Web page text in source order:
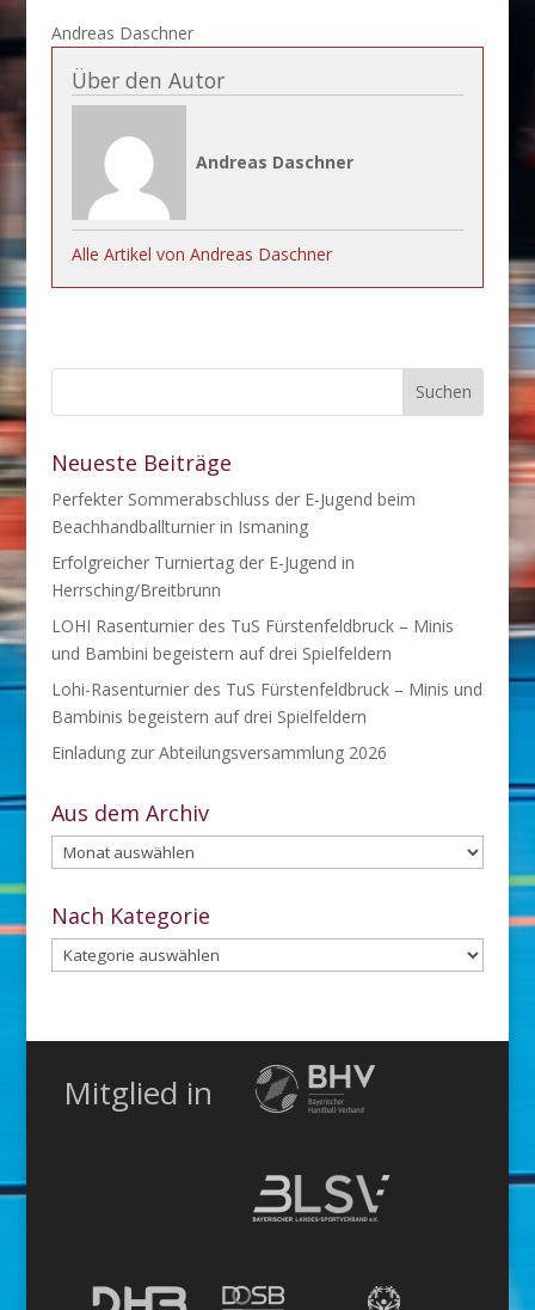
Andreas Daschner
Über den Autor
Andreas Daschner
Alle Artikel von Andreas Daschner
Neueste Beiträge
Perfekter Sommerabschluss der E-Jugend beim
Beachhandballturnier in Ismaning
Erfolgreicher Turniertag der E-Jugend in
Herrsching/Breitbrunn
LOHI Rasenturnier des TuS Fürstenfeldbruck – Minis
und Bambini begeistern auf drei Spielfeldern
Lohi-Rasenturnier des TuS Fürstenfeldbruck – Minis und
Bambinis begeistern auf drei Spielfeldern
Einladung zur Abteilungsversammlung 2026
Aus dem Archiv
Aus
dem
Archiv
Nach Kategorie
Nach
Kategorie
Mitglied in